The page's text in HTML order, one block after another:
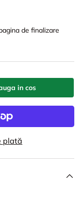
de finalizare
in cos
plată